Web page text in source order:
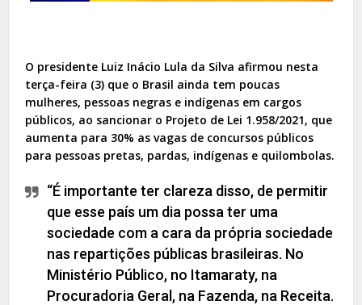
O presidente Luiz Inácio Lula da Silva afirmou nesta
terça-feira (3) que o Brasil ainda tem poucas
mulheres, pessoas negras e indígenas em cargos
públicos, ao sancionar o Projeto de Lei 1.958/2021, que
aumenta para 30% as vagas de concursos públicos
para pessoas pretas, pardas, indígenas e quilombolas.
“É importante ter clareza disso, de permitir
que esse país um dia possa ter uma
sociedade com a cara da própria sociedade
nas repartições públicas brasileiras. No
Ministério Público, no Itamaraty, na
Procuradoria Geral, na Fazenda, na Receita.